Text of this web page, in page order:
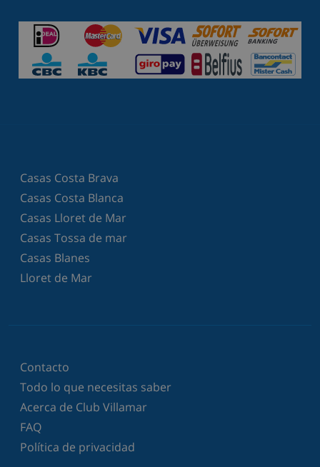
Casas Costa Brava
Casas Costa Blanca
Casas Lloret de Mar
Casas Tossa de mar
Casas Blanes
Lloret de Mar
Contacto
Todo lo que necesitas saber
Acerca de Club Villamar
FAQ
Política de privacidad